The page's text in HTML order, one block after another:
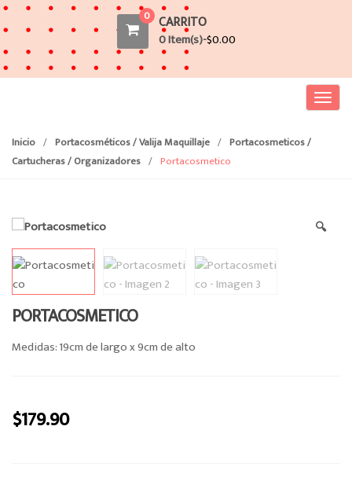
0 CARRITO
0 Item(s)-$0.00
T
a
Inicio / Portacosméticos / Valija Maquillaje / Portacosmeticos /
Cartucheras / Organizadores / Portacosmetico
🔍
PORTACOSMETICO
Medidas: 19cm de largo x 9cm de alto
$179.90